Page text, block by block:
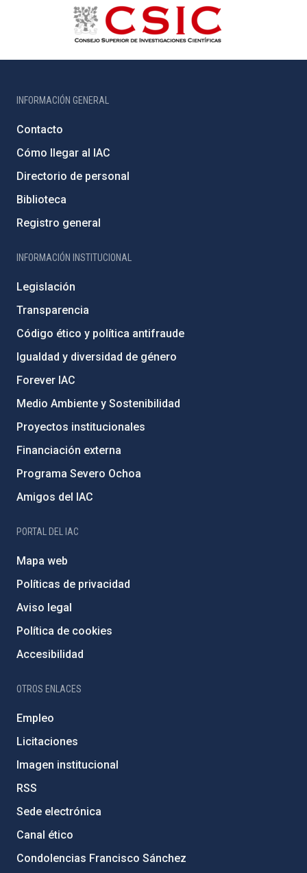
INFORMACIÓN GENERAL
Contacto
Cómo llegar al IAC
Directorio de personal
Biblioteca
Registro general
INFORMACIÓN INSTITUCIONAL
Legislación
Transparencia
Código ético y política antifraude
Igualdad y diversidad de género
Forever IAC
Medio Ambiente y Sostenibilidad
Proyectos institucionales
Financiación externa
Programa Severo Ochoa
Amigos del IAC
PORTAL DEL IAC
Mapa web
Políticas de privacidad
Aviso legal
Política de cookies
Accesibilidad
OTROS ENLACES
Empleo
Licitaciones
Imagen institucional
RSS
Sede electrónica
Canal ético
Condolencias Francisco Sánchez